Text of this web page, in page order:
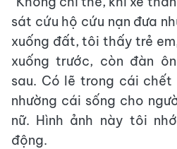
sát cứu hộ cứu nạn đưa
xuống đất, tôi thấy trẻ
xuống trước, còn đàn
sau. Có lẽ trong cái
nhường cái sống cho
nữ. Hình ảnh này tôi
động.